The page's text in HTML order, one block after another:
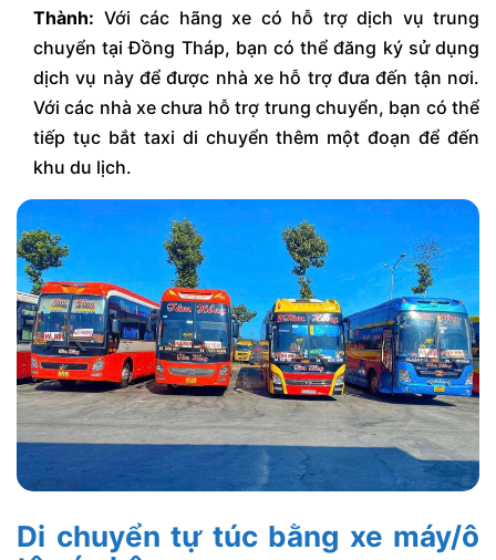
Thành: Với các hãng xe có hỗ trợ dịch vụ trung
chuyển tại Đồng Tháp, bạn có thể đăng ký sử dụng
dịch vụ này để được nhà xe hỗ trợ đưa đến tận nơi.
Với các nhà xe chưa hỗ trợ trung chuyển, bạn có thể
tiếp tục bắt taxi di chuyển thêm một đoạn để đến
khu du lịch.
Di chuyển tự túc bằng xe máy/ô